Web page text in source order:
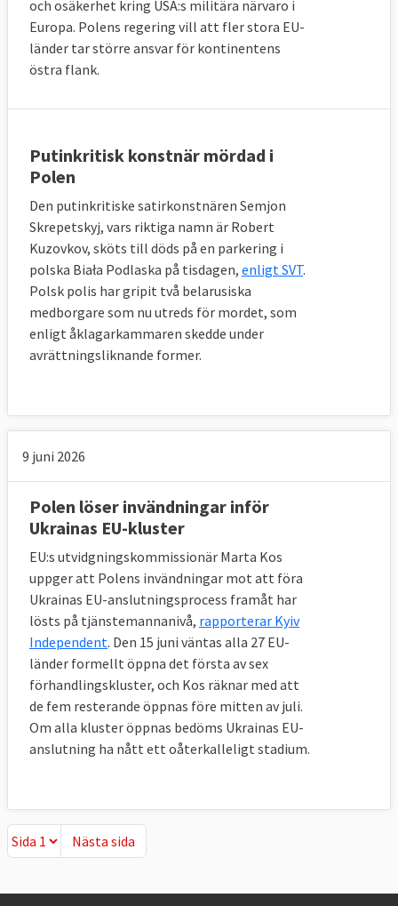
och osäkerhet kring USA:s militära närvaro i
Europa. Polens regering vill att fler stora EU-
länder tar större ansvar för kontinentens
östra flank.
Putinkritisk konstnär mördad i
Polen
Den putinkritiske satirkonstnären Semjon
Skrepetskyj, vars riktiga namn är Robert
Kuzovkov, sköts till döds på en parkering i
polska Biała Podlaska på tisdagen, enligt SVT.
Polsk polis har gripit två belarusiska
medborgare som nu utreds för mordet, som
enligt åklagarkammaren skedde under
avrättningsliknande former.
9 juni 2026
Polen löser invändningar inför
Ukrainas EU-kluster
EU:s utvidgningskommissionär Marta Kos
uppger att Polens invändningar mot att föra
Ukrainas EU-anslutningsprocess framåt har
lösts på tjänstemannanivå, rapporterar Kyiv
Independent. Den 15 juni väntas alla 27 EU-
länder formellt öppna det första av sex
förhandlingskluster, och Kos räknar med att
de fem resterande öppnas före mitten av juli.
Om alla kluster öppnas bedöms Ukrainas EU-
anslutning ha nått ett oåterkalleligt stadium.
Nästa sida
Nästa sida